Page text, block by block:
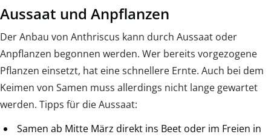
Aussaat und Anpflanzen
Der Anbau von Anthriscus kann durch Aussaat oder
Anpflanzen begonnen werden. Wer bereits vorgezogene
Pflanzen einsetzt, hat eine schnellere Ernte. Auch bei dem
Keimen von Samen muss allerdings nicht lange gewartet
werden. Tipps für die Aussaat:
Samen ab Mitte März direkt ins Beet oder im Freien in